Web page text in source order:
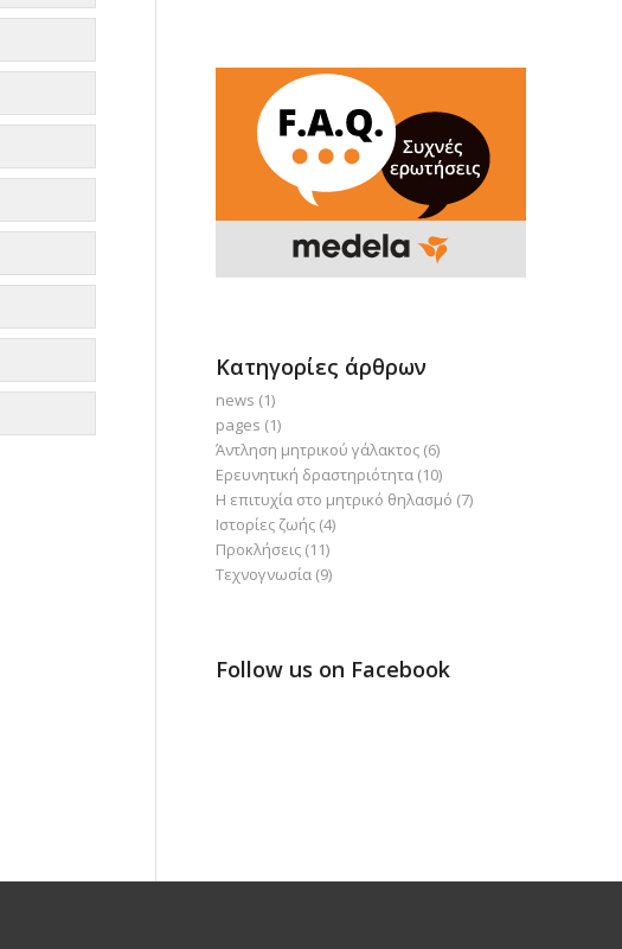
Κατηγορίες άρθρων
news (1)
pages (1)
Άντληση μητρικού γάλακτος (6)
Ερευνητική δραστηριότητα (10)
Η επιτυχία στο μητρικό θηλασμό (7)
Ιστορίες ζωής (4)
Προκλήσεις (11)
Τεχνογνωσία (9)
Follow us on Facebook